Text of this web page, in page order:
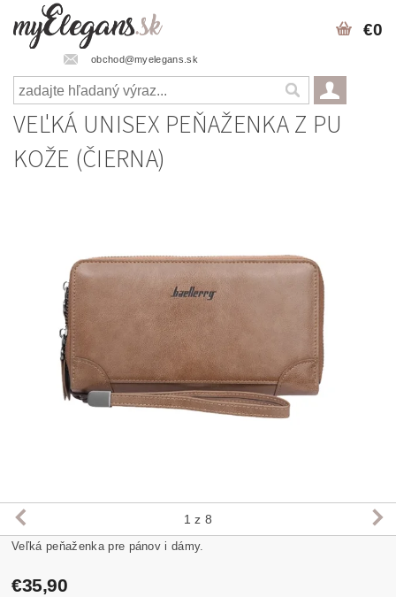
obchod@myelegans.sk
€0
VEĽKÁ UNISEX PEŇAŽENKA Z PU
KOŽE (ČIERNA)
1 z 8
Veľká peňaženka pre pánov i dámy.
€35,90